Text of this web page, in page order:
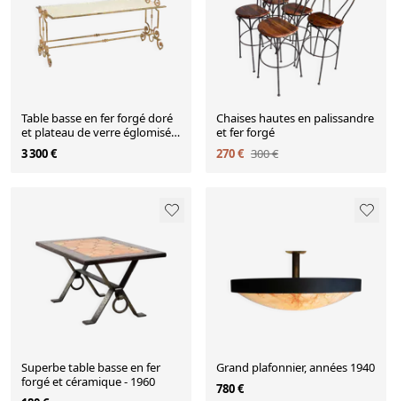
Table basse en fer forgé doré
et plateau de verre églomisé.
Années 1970
3 300 €
Chaises hautes en palissandre
et fer forgé
270 € 300 €
Superbe table basse en fer
forgé et céramique - 1960
Grand plafonnier, années 1940
780 €